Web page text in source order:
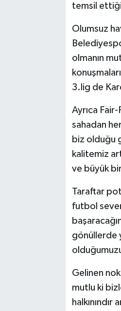
temsil
Olumsuz
olmanın
3.lig de
Ayrıca
sahadan
biz olduğu
kalitemiz
ve büyük
Taraftar
futbol
gönüllerde
Gelinen
mutlu ki